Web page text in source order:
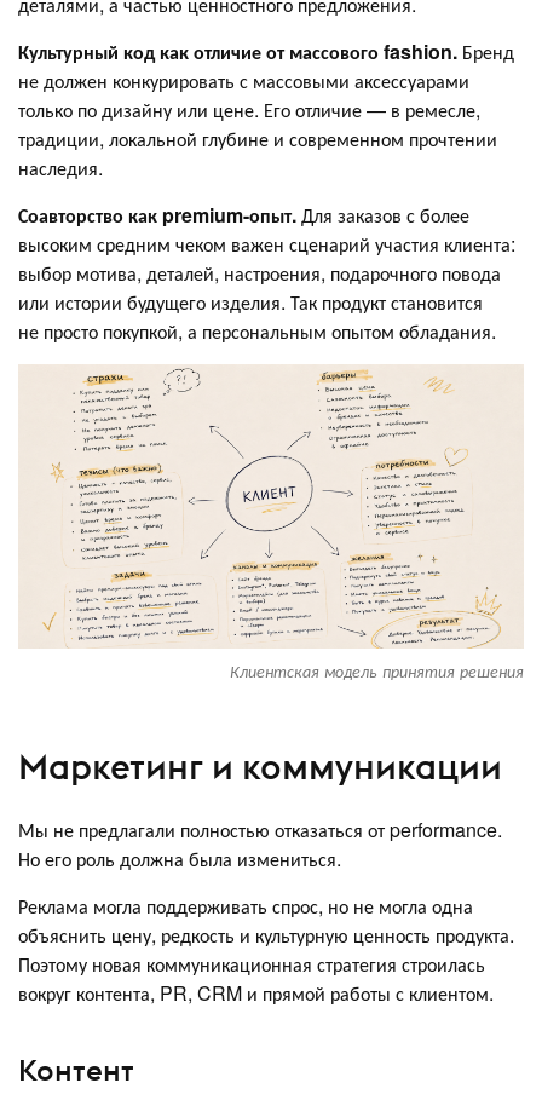
Культурный код как отличие от массового fashion. Бренд
не должен конкурировать с массовыми аксессуарами
только по дизайну или цене. Его отличие — в ремесле,
традиции, локальной глубине и современном прочтении
наследия.
Соавторство как premium-опыт.Для заказов с более
высоким средним чеком важен сценарий участия клиента:
выбор мотива, деталей, настроения, подарочного повода
или истории будущего изделия. Так продукт становится
не просто покупкой, а персональным опытом обладания.
Клиентская модель принятия решения
Маркетинг и коммуникации
Мы не предлагали полностью отказаться от performance.
Но его роль должна была измениться.
Реклама могла поддерживать спрос, но не могла одна
объяснить цену, редкость и культурную ценность продукта.
Поэтому новая коммуникационная стратегия строилась
вокруг контента, PR, CRM и прямой работы с клиентом.
Контент